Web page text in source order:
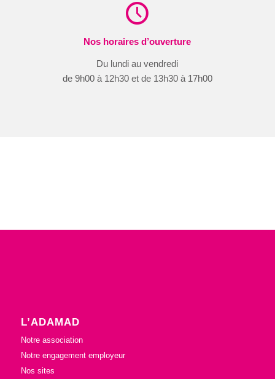
Nos horaires d’ouverture
Du lundi au vendredi
de 9h00 à 12h30 et de 13h30 à 17h00
L’ADAMAD
Notre association
Notre engagement employeur
Nos sites